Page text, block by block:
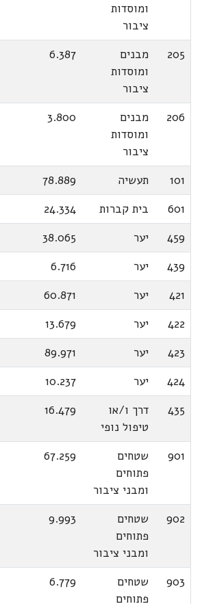
ומוסדות
ציבור
205
מבנים
ומוסדות
ציבור
6.387
206
מבנים
ומוסדות
ציבור
3.800
101 תעשיה
78.889
601
בית קברות
24.334
459
יער
38.065
439
יער
6.716
421
יער
60.871
422
יער
13.679
423
יער
89.971
424
יער
10.237
435
דרך ו/או
טיפול נופי
16.479
901
שטחים
פתוחים
ומבני ציבור
67.259
902
שטחים
פתוחים
ומבני ציבור
9.993
903
שטחים
פתוחים
6.779